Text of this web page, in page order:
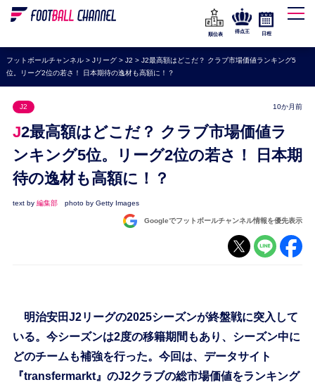
WEリーグ
海外サッカー
プレミアリーグ
セリエA
ブンデスリーガ
UEFA
ナショナルチーム
順位表
得点王 日程
フットボールチャンネル> Jリーグ> J2 > J2最高額はどこだ？ クラブ市場価値ランキング5
位。リーグ2位の若さ！ 日本期待の逸材も高額に！？
J2 10か月前
J2最高額はどこだ？ クラブ市場価値ラ
ンキング5位。リーグ2位の若さ！ 日本期
待の逸材も高額に！？
text by 編集部 photo by Getty Images
Googleでフットボールチャンネル情報を優先表示
明治安田J2リーグの2025シーズンが終盤戦に突入して
いる。今シーズンは2度の移籍期間もあり、シーズン中に
どのチームも補強を行った。今回は、データサイト
『transfermarkt』のJ2クラブの総市場価値をランキング